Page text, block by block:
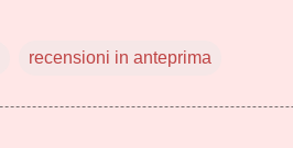
recensioni in anteprima